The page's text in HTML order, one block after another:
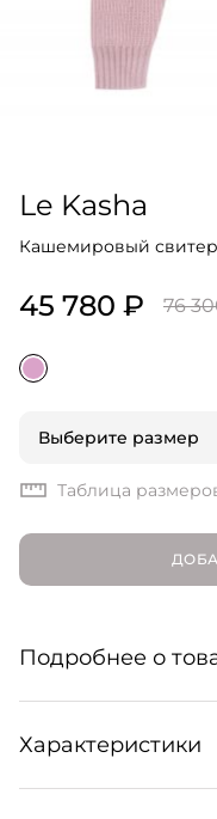
Le Kasha
Кашемировый свитер
45 780 ₽ 76
Выберите размер
Таблица
Подробнее о
Уютный свитер,
пряжи. Базовый слой
Характеристики